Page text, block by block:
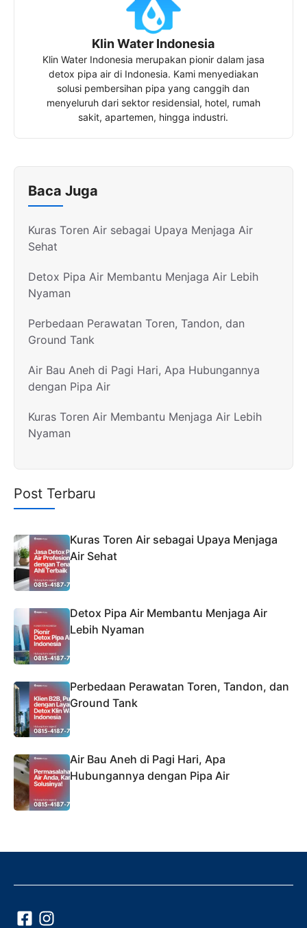
Klin Water Indonesia
Klin Water Indonesia merupakan pionir dalam jasa
detox pipa air di Indonesia. Kami menyediakan
solusi pembersihan pipa yang canggih dan
menyeluruh dari sektor residensial, hotel, rumah
sakit, apartemen, hingga industri.
Baca Juga
Kuras Toren Air sebagai Upaya Menjaga Air
Sehat
Detox Pipa Air Membantu Menjaga Air Lebih
Nyaman
Perbedaan Perawatan Toren, Tandon, dan
Ground Tank
Air Bau Aneh di Pagi Hari, Apa Hubungannya
dengan Pipa Air
Kuras Toren Air Membantu Menjaga Air Lebih
Nyaman
Post Terbaru
Kuras Toren Air sebagai Upaya Menjaga
Air Sehat
Detox Pipa Air Membantu Menjaga Air
Lebih Nyaman
Perbedaan Perawatan Toren, Tandon, dan
Ground Tank
Air Bau Aneh di Pagi Hari, Apa
Hubungannya dengan Pipa Air